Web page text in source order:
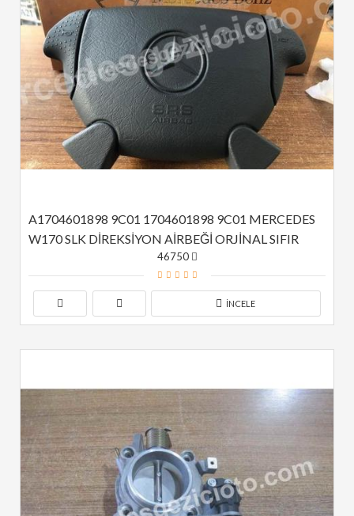
A1704601898 9C01 1704601898 9C01 MERCEDES
W170 SLK DİREKSİYON AİRBEĞİ ORJİNAL SIFIR
46750
İNCELE